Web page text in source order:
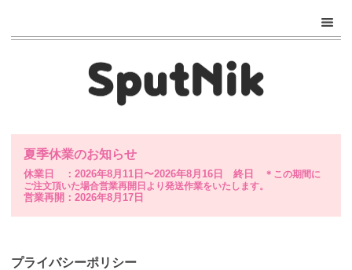
夏季休業のお知らせ
休業日 ：2026年8月11日〜2026年8月16日 終日
＊この期間に
ご注文頂いた場合営業再開日より発送作業をいたします。
営業再開：2026年8月17日
プライバシーポリシー